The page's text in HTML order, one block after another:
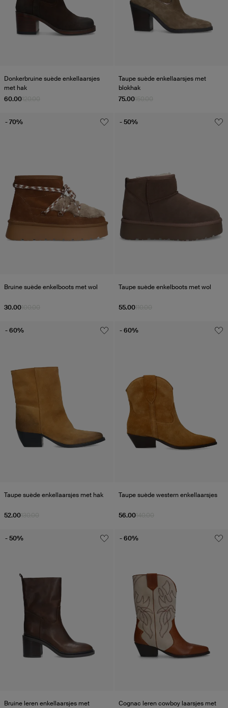
Donkerbruine suède enkellaarsjes
met hak
60.00
Taupe suède enkellaarsjes met
blokhak
75.00
Bruine suède enkelboots met wol
30.00
- 70%
Taupe suède enkelboots met wol
55.00
- 50%
Taupe suède enkellaarsjes met hak
52.00
- 60%
Taupe suède western enkellaarsjes
56.00
- 60%
Bruine leren enkellaarsjes met
- 50%
Cognac leren cowboy laarsjes met
- 60%